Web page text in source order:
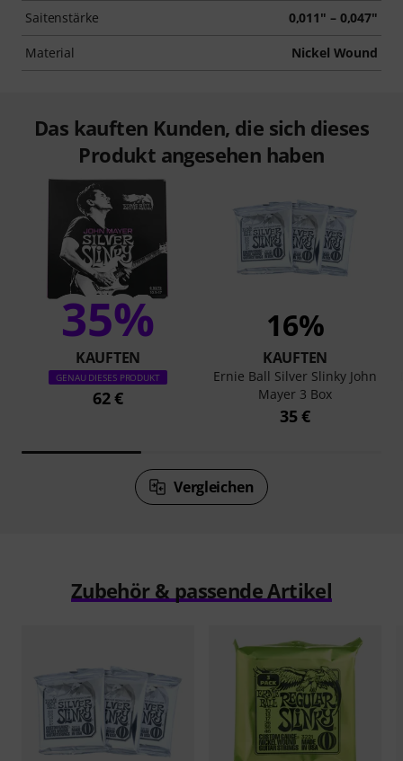
Saitenstärke 0,011" – 0,047"
Material Nickel Wound
Das kauften Kunden, die sich dieses
Produkt angesehen haben
35%
KAUFTEN
GENAU DIESES PRODUKT
62 €
16%
KAUFTEN
Ernie Ball Silver Slinky John
Mayer 3 Box
35 €
Vergleichen
Zubehör & passende Artikel